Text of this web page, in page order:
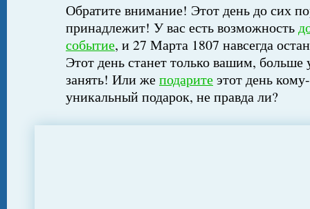
Обратите внимание! Этот день до сих
принадлежит! У вас есть возможность
событие, и 27 Марта 1807 навсегда
Этот день станет только вашим,
занять! Или жеподаритеэтот день
уникальный подарок, не правда ли?